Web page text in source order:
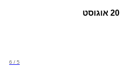
20 אוגוסט
5 / 6